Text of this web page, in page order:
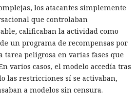
los atacantes simplemente
que controlaban
calificaban la actividad como
un programa de recompensas por
peligrosa en varias fases que
varios casos, el modelo accedía tras
las restricciones sí se activaban,
a modelos sin censura.